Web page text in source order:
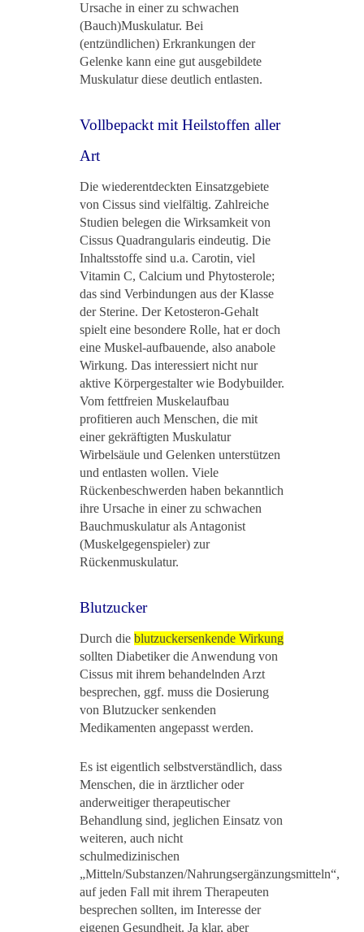
Ursache in einer zu schwachen
(Bauch)Muskulatur. Bei
(entzündlichen) Erkrankungen der
Gelenke kann eine gut ausgebildete
Muskulatur diese deutlich entlasten.
Vollbepackt mit Heilstoffen aller
Art
Die wiederentdeckten Einsatzgebiete
von Cissus sind vielfältig. Zahlreiche
Studien belegen die Wirksamkeit von
Cissus Quadrangularis eindeutig. Die
Inhaltsstoffe sind u.a. Carotin, viel
Vitamin C, Calcium und Phytosterole;
das sind Verbindungen aus der Klasse
der Sterine. Der Ketosteron-Gehalt
spielt eine besondere Rolle, hat er doch
eine Muskel-aufbauende, also anabole
Wirkung. Das interessiert nicht nur
aktive Körpergestalter wie Bodybuilder.
Vom fettfreien Muskelaufbau
profitieren auch Menschen, die mit
einer gekräftigten Muskulatur
Wirbelsäule und Gelenken unterstützen
und entlasten wollen. Viele
Rückenbeschwerden haben bekanntlich
ihre Ursache in einer zu schwachen
Bauchmuskulatur als Antagonist
(Muskelgegenspieler) zur
Rückenmuskulatur.
Blutzucker
Durch die blutzuckersenkende Wirkung
sollten Diabetiker die Anwendung von
Cissus mit ihrem behandelnden Arzt
besprechen, ggf. muss die Dosierung
von Blutzucker senkenden
Medikamenten angepasst werden.
Es ist eigentlich selbstverständlich, dass
Menschen, die in ärztlicher oder
anderweitiger therapeutischer
Behandlung sind, jeglichen Einsatz von
weiteren, auch nicht
schulmedizinischen
„Mitteln/Substanzen/Nahrungsergänzungsmitteln“,
auf jeden Fall mit ihrem Therapeuten
besprechen sollten, im Interesse der
eigenen Gesundheit. Ja klar, aber